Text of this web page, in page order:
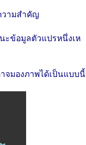
ามสำคัญ
ะข้อมูลตัวแปรหนึ่งเห
จมองภาพได้เป็นแบบนี้